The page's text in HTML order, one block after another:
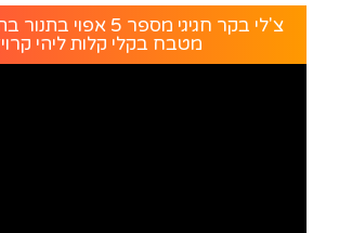
צ'לי בקר חגיגי מספר 5
מטבח בקלי קלות ליהי